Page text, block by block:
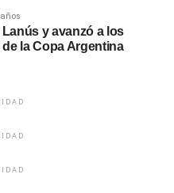
y avanzó a los
la Copa Argentina